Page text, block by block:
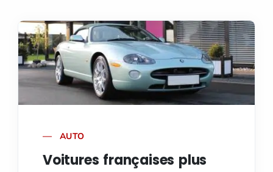
AUTO
Voitures françaises plus